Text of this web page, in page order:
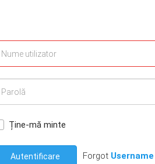
Ține-mă minte
Autentificare Forgot Username